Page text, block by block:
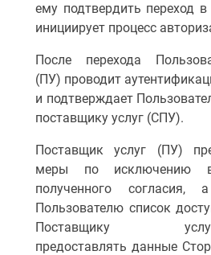
ему подтвердить переход
инициирует процесс
После перехода
(ПУ) проводит
и подтверждает
поставщику услуг (СПУ).
Поставщик услуг (ПУ)
меры по исключению
полученного согласия,
Пользователю список
Поставщику
предоставлять данные